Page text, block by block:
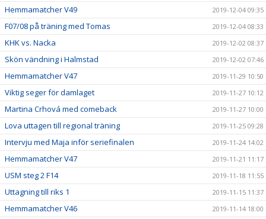
Hemmamatcher V49 2019-12-04 09:35
F07/08 på träning med Tomas 2019-12-04 08:33
KHK vs. Nacka 2019-12-02 08:37
Skön vändning i Halmstad 2019-12-02 07:46
Hemmamatcher V47 2019-11-29 10:50
Viktig seger för damlaget 2019-11-27 10:12
Martina Crhová med comeback 2019-11-27 10:00
Lova uttagen till regional träning 2019-11-25 09:28
Intervju med Maja inför seriefinalen 2019-11-24 14:02
Hemmamatcher V47 2019-11-21 11:17
USM steg 2 F14 2019-11-18 11:55
Uttagning till riks 1 2019-11-15 11:37
Hemmamatcher V46 2019-11-14 18:00